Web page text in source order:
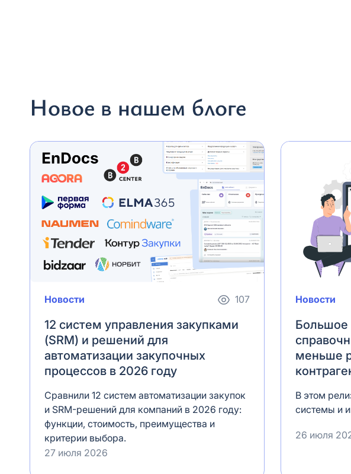
Новое в нашем блоге
Новости 107
12 систем управления закупками
(SRM) и решений для
автоматизации закупочных
процессов в 2026 году
Сравнили 12 систем автоматизации закупок
и SRM-решений для компаний в 2026 году:
функции, стоимость, преимущества и
критерии выбора.
27 июля 2026
Новости
Большое
меньше
В этом
системы и
26 июля